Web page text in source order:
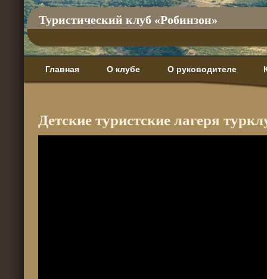
Туристический клуб «Робинзон»
Главная О клубе О руководителе
Детские туристские лагеря